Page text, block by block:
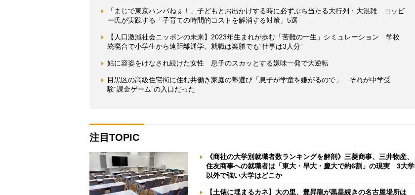
「まじで東京ハンパねぇ！」子どもとお出かけする時に必ずぶち当たる大行列・大混雑 ヨッピ
ー氏が実践する「子育ての時間的コストを解消する対策」5選
【人口激減社会ニッポンの未来】2023年生まれが歩む「苦難の一生」シミュレーション 学校
統廃合で小学生から遠距離通学、就職は楽勝でも“仕事は3人分”
姑に容姿をけなされ続けた女性 息子のスカッとする嫌味一発で大逆転
目黒区の高級住宅街に住む共働き家庭の塾選び「息子が学童を嫌がるので」 それが中学受
験“課金ゲーム”の入口だった
注目TOPIC
《商社の大学別就職者数ランキングを解剖》三菱商事、三井物産、
住友商事への就職者は「東大・早大・慶大で約6割」の現実 3大学
以外で強い大学はどこか
【土俵に埋まるカネ】大の里、豊昇龍が黒星続きの名古屋場所は